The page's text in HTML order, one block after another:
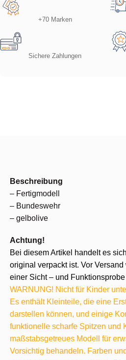
+70 Marken
Sichere Zahlungen
Beschreibung
– Fertigmodell
– Bundeswehr
– gelbolive
Achtung!
Bei diesem Artikel handelt es
original verpackt ist. Vor
einer Sicht – und
WARNUNG! Nicht für Kinder
Es enthält Kleinteile, die eine
darstellen können, und einige
funktionelle scharfe Spitzen und
maßstabsgetreues Modell für
Vorsichtig behandeln. Farben